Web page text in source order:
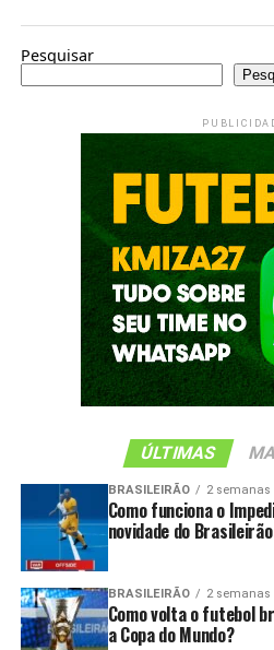
Pesquisar
ÚLTIMAS
BRASILEIRÃO 2 semanas
Como funciona o
novidade do Brasileirão
BRASILEIRÃO 2 semanas
Como volta o futebol
a Copa do Mundo?